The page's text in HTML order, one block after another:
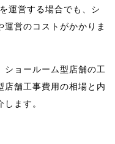
運営する場合でも、シ
運営のコストがかかりま
ショールーム型店舗の工
店舗工事費用の相場と内
ます。